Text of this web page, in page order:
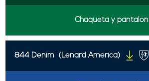
Chaqueta y pantalón
844 Denim (Lenard America)